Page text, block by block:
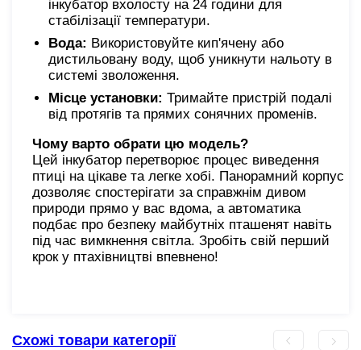
інкубатор вхолосту на 24 години для
стабілізації температури.
Вода: Використовуйте кип'ячену або
дистильовану воду, щоб уникнути нальоту в
системі зволоження.
Місце установки: Тримайте пристрій подалі
від протягів та прямих сонячних променів.
Чому варто обрати цю модель?
Цей інкубатор перетворює процес виведення
птиці на цікаве та легке хобі. Панорамний корпус
дозволяє спостерігати за справжнім дивом
природи прямо у вас вдома, а автоматика
подбає про безпеку майбутніх пташенят навіть
під час вимкнення світла. Зробіть свій перший
крок у птахівництві впевнено!
Схожі товари категорії